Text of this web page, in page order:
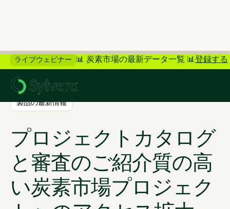
ライブウェビナー 📊 炭素市場の最新データ一覧 📊登録する
製品の最新情報
プロジェクトカタログ
と審査のご紹介質の高
い炭素市場プロジェク